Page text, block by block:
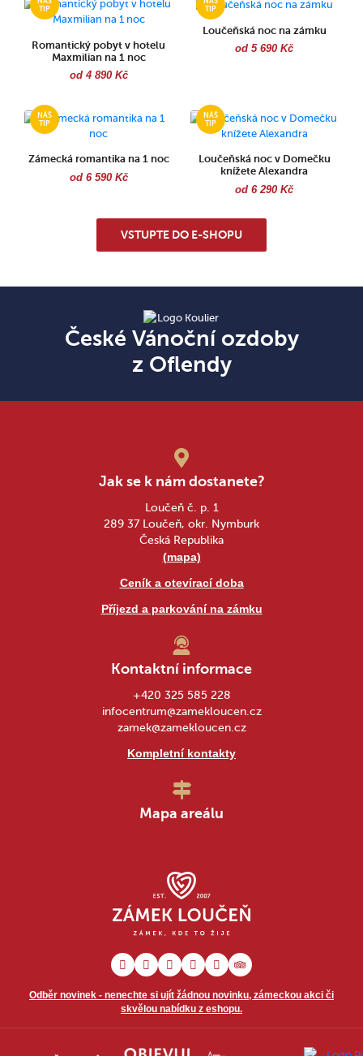
Romantický pobyt v hotelu
Maxmilian na 1 noc
od 4 890 Kč
Loučeňská noc na zámku
od 5 690 Kč
Zámecká romantika na 1 noc
od 6 590 Kč
Loučeňská noc v Domečku
knížete Alexandra
od 6 290 Kč
VSTUPTE DO E-SHOPU
České Vánoční ozdoby
z Oflendy
Jak se k nám dostanete?
Loučeň č. p. 1
289 37 Loučeň, okr. Nymburk
Česká Republika
(mapa)
Ceník a otevírací doba
Příjezd a parkování na zámku
Odběr novinek - nenechte si ujít žádnou novinku, zámeckou akci či
skvělou nabídku z eshopu.
Kontaktní informace
+420 325 585 228
infocentrum@zamekloucen.cz
zamek@zamekloucen.cz
Kompletní kontakty
Mapa areálu